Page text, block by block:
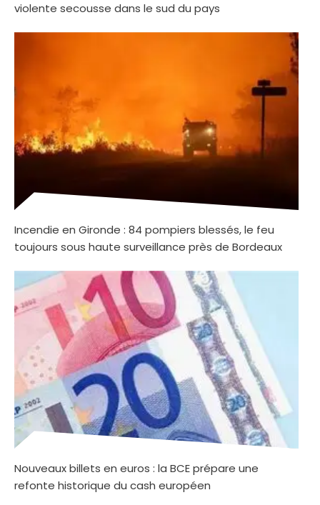
violente secousse dans le sud du pays
Incendie en Gironde : 84 pompiers blessés, le feu
toujours sous haute surveillance près de Bordeaux
Nouveaux billets en euros : la BCE prépare une
refonte historique du cash européen